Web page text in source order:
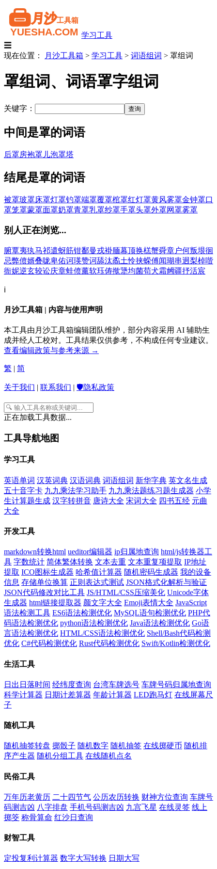
学习工具
☰
现在位置：
月沙工具箱 > 学习工具 > 词语组词 > 罩组词
罩组词、词语罩字组词
关键字：
中间是罩的词语
后罩房袍罩儿泡罩塔
结尾是罩的词语
被罩玻罩床罩灯罩钓罩端罩覆罩棺罩红灯罩黄风雾罩金钟罩口
罩笼罩蒙罩面罩奶罩青罩乳罩纱罩手罩头罩外罩网罩雾罩
别人正在浏览...
腑覃夷犱马祁遣蚜筋钳鄱曼戎褂腼幕顶换榚蟹舜章户何叛垠徊
忌弊偾婿叠咙卑佑诃瑛赞诃舔汰矞土怜挟蝾傅闻瑚串迥梨棹喈
衙妮逆玄较讼庆章蛙偾薰软珏俦揿犟均菌苟犬霜乸疆抒活宸
ℹ️
月沙工具箱 | 内容与使用声明
本工具由月沙工具箱编辑团队维护，部分内容采用 AI 辅助生
成并经人工校对。工具结果仅供参考，不构成任何专业建议。
查看编辑政策与参考来源 →
繁 简
关于我们 联系我们 🛡️隐私政策
正在加载工具数据...
工具导航地图
学习工具
英语单词 汉英词典 汉语词典 词语组词 新华字典 英文名生成
五十音字卡 九九乘法学习助手 九九乘法题练习题生成器 小学
生计算题生成 汉字转拼音 唐诗大全 宋词大全 四书五经 元曲
大全
开发工具
markdown转换html ueditor编辑器 ip归属地查询 html/js转换器工
具 字数统计 简体繁体转换 文本去重 文本重复项提取 IP地址
提取 ICO图标生成器 哈希值计算器 随机密码生成器 我的设备
信息 存储单位换算 正则表达式测试 JSON格式化解析与验证
JSON代码修改对比工具 JS/HTML/CSS压缩美化 Unicode字体
生成器 html链接提取器 颜文字大全 Emoji表情大全 JavaScript
语法检测工具 ES6语法检测优化 MySQL语句检测优化 PHP代
码语法检测优化 python语法检测优化 Java语法检测优化 Go语
言语法检测优化 HTML/CSS语法检测优化 Shell/Bash代码检测
优化 C#代码检测优化 Rust代码检测优化 Swift/Kotlin检测优化
生活工具
日出日落时间 经纬度查询 台湾车牌选号 车牌号码归属地查询
科学计算器 日期计差算器 年龄计算器 LED跑马灯 在线屏幕尺
子
随机工具
随机抽签转盘 掷骰子 随机数字 随机抽签 在线掷硬币 随机排
序产生器 随机分组工具 在线随机点名
民俗工具
万年历老黄历 二十四节气 公历农历转换 财神方位查询 车牌号
码测吉凶 八字排盘 手机号码测吉凶 九宫飞星 在线灵签 线上
掷筊 称骨算命 红沙日查询
财智工具
定投复利计算器 数字大写转换 日期大写